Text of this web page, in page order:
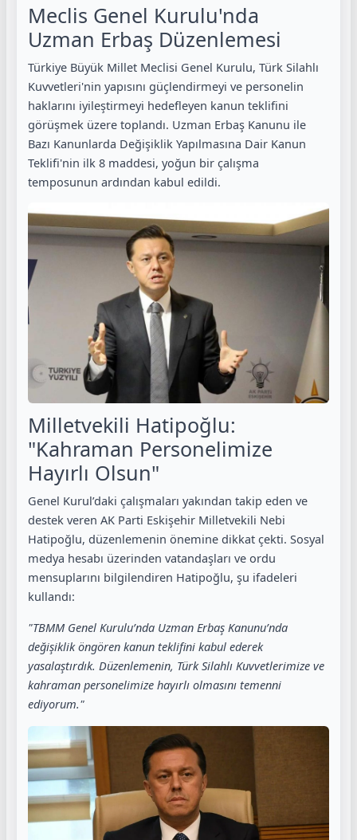
Meclis Genel Kurulu'nda
Uzman Erbaş Düzenlemesi
Türkiye Büyük Millet Meclisi Genel Kurulu, Türk Silahlı
Kuvvetleri'nin yapısını güçlendirmeyi ve personelin
haklarını iyileştirmeyi hedefleyen kanun teklifini
görüşmek üzere toplandı. Uzman Erbaş Kanunu ile
Bazı Kanunlarda Değişiklik Yapılmasına Dair Kanun
Teklifi'nin ilk 8 maddesi, yoğun bir çalışma
temposunun ardından kabul edildi.
Milletvekili Hatipoğlu:
"Kahraman Personelimize
Hayırlı Olsun"
Genel Kurul’daki çalışmaları yakından takip eden ve
destek veren AK Parti Eskişehir Milletvekili Nebi
Hatipoğlu, düzenlemenin önemine dikkat çekti. Sosyal
medya hesabı üzerinden vatandaşları ve ordu
mensuplarını bilgilendiren Hatipoğlu, şu ifadeleri
kullandı:
"TBMM Genel Kurulu’nda Uzman Erbaş Kanunu’nda
değişiklik öngören kanun teklifini kabul ederek
yasalaştırdık. Düzenlemenin, Türk Silahlı Kuvvetlerimize ve
kahraman personelimize hayırlı olmasını temenni
ediyorum."